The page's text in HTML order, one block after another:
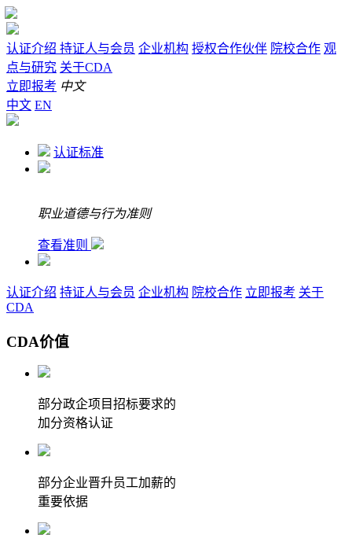
认证介绍 持证人与会员 企业机构 授权合作伙伴 院校合作 观
点与研究 关于CDA
立即报考 中文
中文 EN
认证标准
职业道德与行为准则
查看准则
认证介绍 持证人与会员 企业机构 院校合作 立即报考 关于
CDA
CDA价值
部分政企项目招标要求的
加分资格认证
部分企业晋升员工加薪的
重要依据